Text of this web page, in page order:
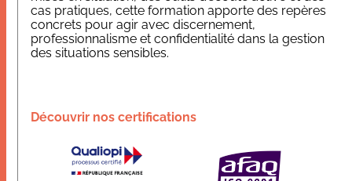
cas pratiques, cette formation apporte des repères
concrets pour agir avec discernement,
professionnalisme et confidentialité dans la gestion
des situations sensibles.
Découvrir nos certifications